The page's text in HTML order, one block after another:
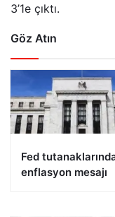
3’1e çıktı.
Göz Atın
Fed
enflasyon mesajı